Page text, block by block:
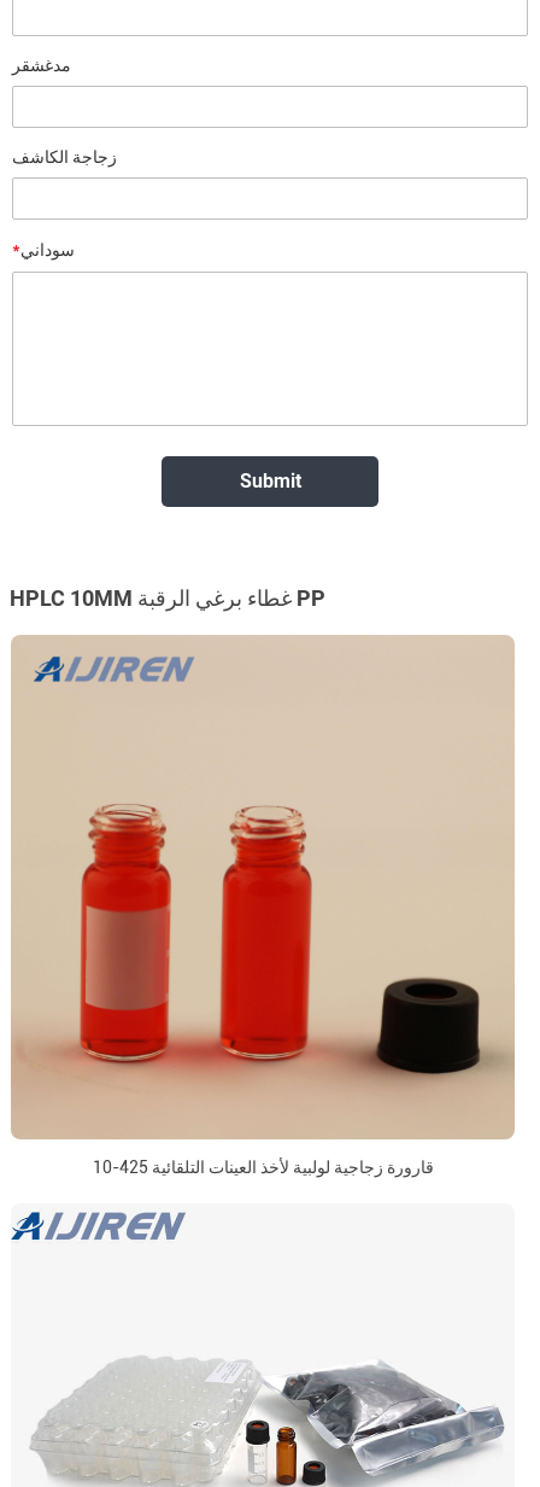
مدغشقر
زجاجة الكاشف
*سوداني
HPLC 10MM غطاء برغي الرقبة PP
10-425 قارورة زجاجية لولبية لأخذ العينات التلقائية